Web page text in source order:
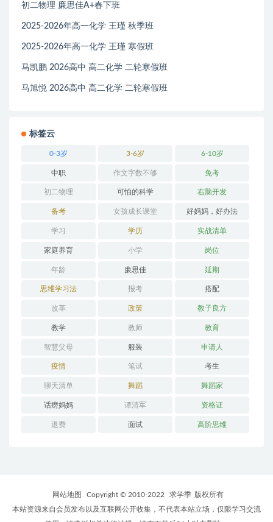
初二物理 廉思佳A+春下班
2025-2026年高一化学 王瑾 秋季班
2025-2026年高一化学 王瑾 寒假班
马凯鹏 2026高中 高二化学 二轮寒假班
马旭悦 2026高中 高二化学 二轮寒假班
标签云
0-3岁 3-6岁 6-10岁
中职 作文字数不够 免考
初二物理 可怕的科学 右脑开发
备考 女孩成长课堂 好妈妈，好办法
学习 学历 实战清单
家庭养育 小学 岗位
年龄 廉思佳 延期
思维学习法 报考 搭配
改革 政策 教子良方
教学 教师 教育
智慧父母 服装 申请人
疫情 笔试 考生
聊天清单 舞蹈 舞蹈家
话痨妈妈 谭清军 资格证
退费 面试 高阶思维
网站地图 Copyright © 2010-2022 求学季 版权所有
本站资源来自会员发布以及互联网公开收集，不代表本站立场，仅限学习交流